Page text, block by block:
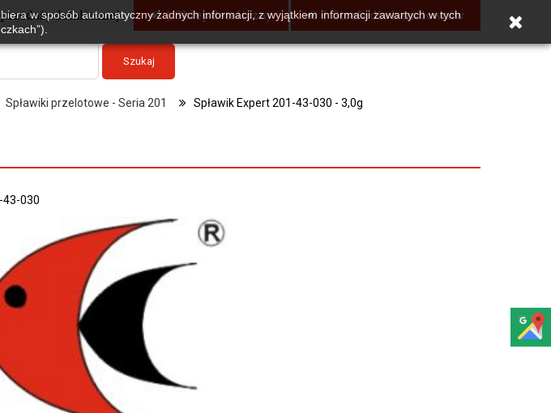
detalicznej Sklep detaliczny Strefa dla handlowców
Szukaj
Spławiki przelotowe - Seria 201 Spławik Expert 201-43-030 - 3,0g
43-030
w sposób automatyczny żadnych informacji, z wyjątkiem informacji zawartych w tych